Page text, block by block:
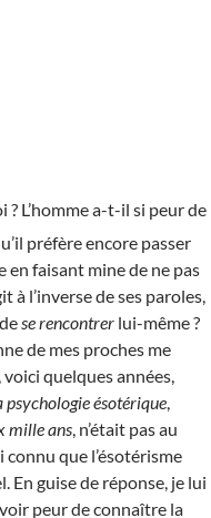
? L’homme a-t-il si peur de
préfère encore passer
en faisant mine de ne pas
à l’inverse de ses paroles,
se rencontrer lui-même ?
de mes proches me
quelques années,
psychologie ésotérique,
mille ans, n’était pas au
connu que l’ésotérisme
En guise de réponse, je lui
peur de connaître la